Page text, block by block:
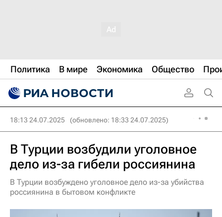
Политика В мире Экономика Общество
18:13 24.07.2025 (обновлено: 18:33 24.07.2025)
В Турции возбудили уголовное
дело из-за гибели россиянина
В Турции возбуждено уголовное дело из-за убийства
россиянина в бытовом конфликте